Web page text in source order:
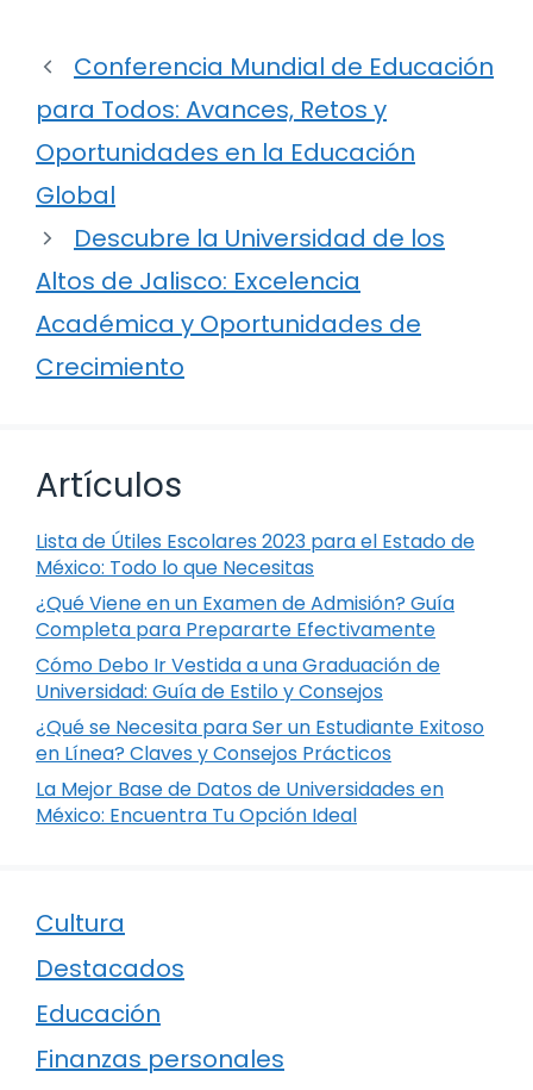
Conferencia Mundial de Educación
para Todos: Avances, Retos y
Oportunidades en la Educación
Global
Descubre la Universidad de los
Altos de Jalisco: Excelencia
Académica y Oportunidades de
Crecimiento
Artículos
Lista de Útiles Escolares 2023 para el Estado de
México: Todo lo que Necesitas
¿Qué Viene en un Examen de Admisión? Guía
Completa para Prepararte Efectivamente
Cómo Debo Ir Vestida a una Graduación de
Universidad: Guía de Estilo y Consejos
¿Qué se Necesita para Ser un Estudiante Exitoso
en Línea? Claves y Consejos Prácticos
La Mejor Base de Datos de Universidades en
México: Encuentra Tu Opción Ideal
Cultura
Destacados
Educación
Finanzas personales